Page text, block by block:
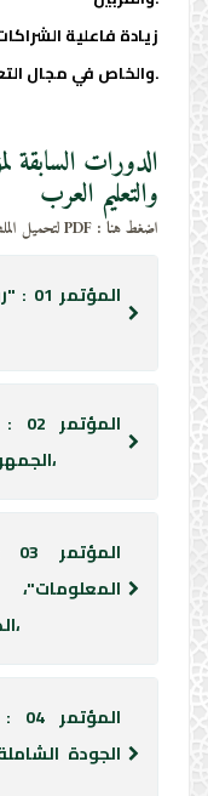
زيادة فاعلية
والخاص في مجال التعليم.
الدورات السابقة
والتعليم العرب
لتحميل الملف في صيغة PDF : اضغط هنا
الجمهورية العربية السورية، يوليه 2000م،
المعلومات"،
الديمقراطية الشعبية، أفريل، 2002م،
الجودة